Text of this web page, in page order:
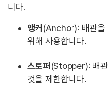
니다.
앵커 (Anchor): 배관을
위해 사용합니다.
스토퍼 (Stopper): 배
것을 제한합니다.